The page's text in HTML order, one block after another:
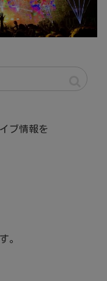
ブ情報を
。